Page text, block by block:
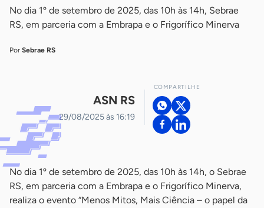
No dia 1º de setembro de 2025, das 10h às 14h, Sebrae
RS, em parceria com a Embrapa e o Frigorífico Minerva
Por Sebrae RS
ASN RS
29/08/2025 às 16:19
COMPARTILHE
No dia 1º de setembro de 2025, das 10h às 14h, o Sebrae
RS, em parceria com a Embrapa e o Frigorífico Minerva,
realiza o evento “Menos Mitos, Mais Ciência – o papel da